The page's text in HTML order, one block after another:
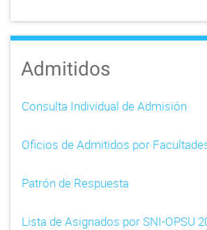
Admitidos
Consulta Individual de Admisión
Oficios de Admitidos por
Patrón de Respuesta
Lista de Asignados por SNI-OPSU